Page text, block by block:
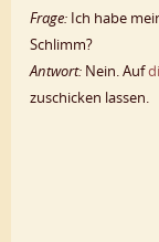
Frage: Ich habe
Schlimm?
Antwort: Nein. Auf
zuschicken lassen.